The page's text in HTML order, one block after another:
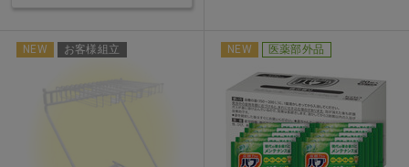
NEW お客様組立 NEW 医薬部外品